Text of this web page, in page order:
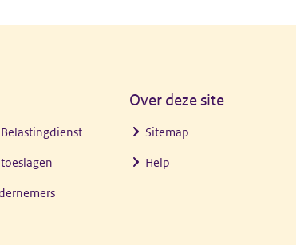
Over deze site
Sitemap
Help